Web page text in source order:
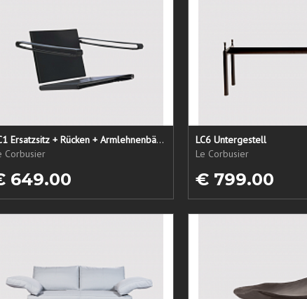
LC1 Ersatzsitz + Rücken + Armlehnenbänder
Corbusier
649.00
LC6 Untergestell
Le Corbusier
€ 799.00